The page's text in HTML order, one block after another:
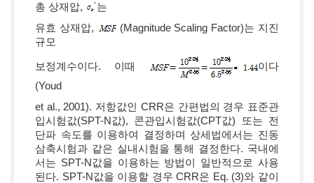
총 상재압,
는
유효 상재압,
(Magnitude Scaling Factor)는 지진
규모
보정계수이다. 이때
이다
(Youd
et al., 2001). 저항값인 CRR은 간편법의 경우 표준관
입시험값(SPT-N값), 콘관입시험값(CPT값) 또는 전
단파 속도를 이용하여 결정하며 상세법에서는 진동
삼축시험과 같은 실내시험을 통해 결정한다. 국내에
서는 SPT-N값을 이용하는 방법이 일반적으로 사용
된다. SPT-N값을 이용할 경우 CRR은 Eq. (3)와 같이